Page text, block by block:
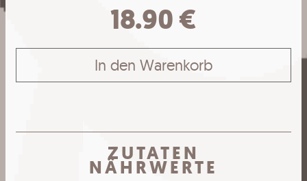
18.90€
In den Warenkorb
ZUTATEN
NÄHRWERTE